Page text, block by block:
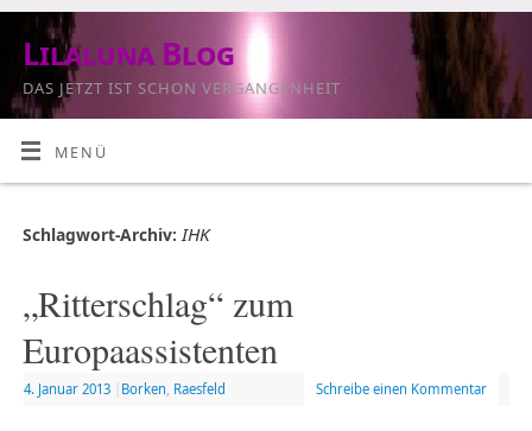
Lilaluna Blog
DAS JETZT IST SCHON VERGANGENHEIT
MENÜ
Schlagwort-Archiv:IHK
„Ritterschlag“ zum
Europaassistenten
4. Januar 2013 Borken Raesfeld Schreibe einen Kommentar